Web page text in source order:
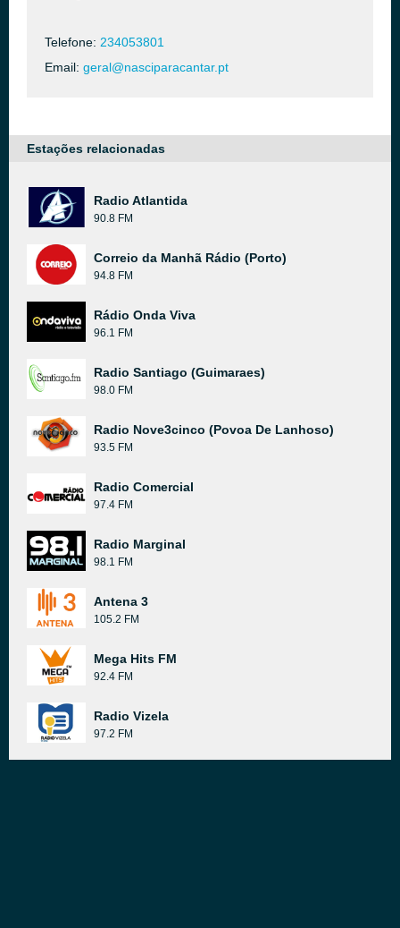
Telefone: 234053801
Email: geral@nasciparacantar.pt
Estações relacionadas
Radio Atlantida
90.8 FM
Correio da Manhã Rádio (Porto)
94.8 FM
Rádio Onda Viva
96.1 FM
Radio Santiago (Guimaraes)
98.0 FM
Radio Nove3cinco (Povoa De Lanhoso)
93.5 FM
Radio Comercial
97.4 FM
Radio Marginal
98.1 FM
Antena 3
105.2 FM
Mega Hits FM
92.4 FM
Radio Vizela
97.2 FM